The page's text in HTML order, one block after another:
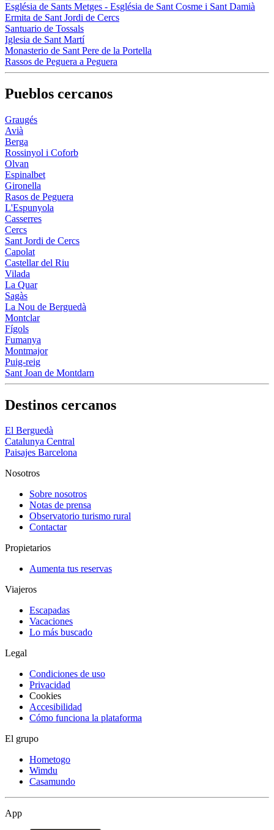
Església de Sants Metges - Església de Sant Cosme i Sant Damià
Ermita de Sant Jordi de Cercs
Santuario de Tossals
Iglesia de Sant Martí
Monasterio de Sant Pere de la Portella
Rassos de Peguera a Peguera
Pueblos cercanos
Graugés
Avià
Berga
Rossinyol i Coforb
Olvan
Espinalbet
Gironella
Rasos de Peguera
L'Espunyola
Casserres
Cercs
Sant Jordi de Cercs
Capolat
Castellar del Riu
Vilada
La Quar
Sagàs
La Nou de Berguedà
Montclar
Fígols
Fumanya
Montmajor
Puig-reig
Sant Joan de Montdarn
Destinos cercanos
El Berguedà
Catalunya Central
Paisajes Barcelona
Nosotros
Sobre nosotros
Notas de prensa
Observatorio turismo rural
Contactar
Propietarios
Aumenta tus reservas
Viajeros
Escapadas
Vacaciones
Lo más buscado
Legal
Condiciones de uso
Privacidad
Cookies
Accesibilidad
Cómo funciona la plataforma
El grupo
Hometogo
Wimdu
Casamundo
App